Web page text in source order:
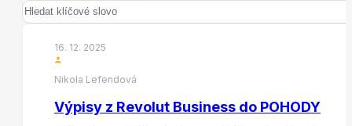
16. 12. 2025
Nikola Lefendová
Výpisy z Revolut Business do POHODY